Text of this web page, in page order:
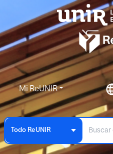
Mi ReUNIR
Todo ReUNIR